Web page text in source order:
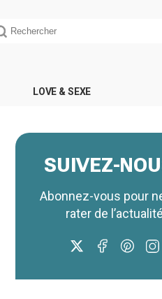
LOVE & SEXE
SUIVEZ-
Abonnez-vous pour
rater de l’actualité